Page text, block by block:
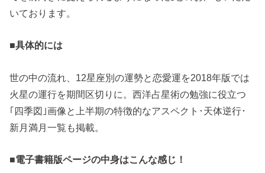
いております。
■具体的には
世の中の流れ、12星座別の運勢と恋愛運を2018年版では
火星の運行を期間区切りに。西洋占星術の勉強に役立つ
｢四季図｣画像と上半期の特徴的なアスペクト･天体逆行･
新月満月一覧も掲載。
■電子書籍版ページの中身はこんな感じ！